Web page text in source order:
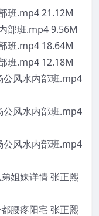
班.mp4 21.12M
部班.mp4 9.56M
班.mp4 18.64M
班.mp4 12.18M
公风水内部班.mp4
公风水内部班.mp4
公风水内部班.mp4
姐妹详情 张正熙
腰疼阳宅 张正熙